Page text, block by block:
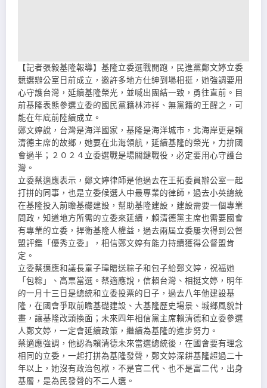
【記者張毅基隆報導】基隆立委選戰開跑，民進黨鄭文婷立委
競選辦公室日前成立，邀許多地方仕紳到場相挺，她強調要用
心守護台灣，延續基隆榮光，並喊出團結一致，勇往直前。目
前基隆表態參選立委的國民黨籍林沛祥、無黨籍的王醒之，可
能在年底前陸續成立。
鄭文婷說，台灣是海洋國家，基隆是海洋城市，北海岸更是賴
清德主席的故鄉，她要在北海領航，延續基隆的榮光，力拚國
會過半；２０２４立委選戰是場關鍵戰役，必定要用心守護台
灣。
立委蔡適應表示，鄭文婷律師是他過去在王拓委員辦公室一起
打拼的同事，也是立委候選人中最專業的律師，過去小英總統
在基隆投入前瞻基礎建設，幫助基隆建設，建設需要一個專業
問政，知道地方所需的立委來延續，賴清德黨主席也需要國會
有專業的立委，捍衛基隆人權益，過去兩屆立委屢次得到公督
盟評鑑「優秀立委」，相信鄭文婷有能力持續獲得公督盟肯
定。
立委蔡適應和議長童子瑋贈送粽子和包子給鄭文婷，祝福她
「包粽」、高票當選。蔡適應說，信賴台灣、相挺文婷，明年
的一月十三日是總統和立委投票的日子，過去八年他建設基
隆，在國會爭取前瞻基礎建設、大基隆歷史場景、城鄉風貌計
畫，讓基隆改頭換面；未來四年相信黨主席賴清德和立委參選
人鄭文婷，一定會延續政策，繼續為基隆的進步努力。
蔡適應強調，他認為賴清德未來當選總統後，在國會要有理念
相同的立委，一起打拼為基隆發聲，鄭文婷深耕基隆超過二十
年以上，她沒有政治包袱，不是官二代、也不是富二代，出身
基層，是為民發聲的不二人選。